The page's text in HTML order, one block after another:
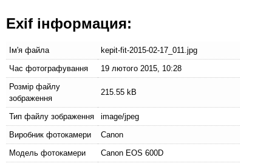
Exif інформация:
Ім'я файла
kepit-fit-2015-02-17_011.jpg
Час фотографування
19 лютого 2015, 10:28
Розмір файлу
зображення
215.55 kB
Тип файлу зображення
image/jpeg
Виробник фотокамери
Canon
Модель фотокамери
Canon EOS 600D